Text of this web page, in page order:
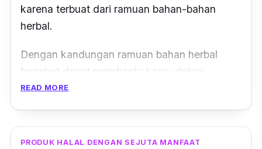
karena terbuat dari ramuan bahan-bahan
herbal.
Dengan kandungan ramuan bahan herbal
tersebut dapat membantu kamu
dalam
mengurangi kerusakan gigi, melawan plak,
pasta gigi siwak ini.
READ MORE
PRODUK HALAL DENGAN SEJUTA MANFAAT